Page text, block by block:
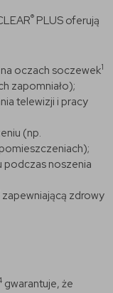
® PLUS oferują
oczach soczewek1
zapomniało);
telewizji i pracy
(np.
podczas noszenia
zapewniającą zdrowy
gwarantuje, że